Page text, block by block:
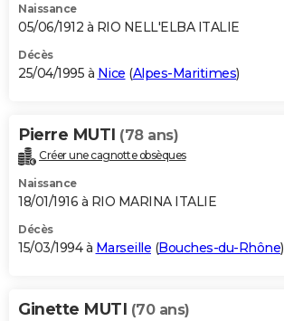
Naissance
05/06/1912 à RIO NELL'ELBA ITALIE
Décès
25/04/1995 à Nice (Alpes-Maritimes)
Pierre MUTI (78 ans)
Créer une cagnotte obsèques
Naissance
18/01/1916 à RIO MARINA ITALIE
Décès
15/03/1994 à Marseille (Bouches-du-Rhône)
Ginette MUTI (70 ans)